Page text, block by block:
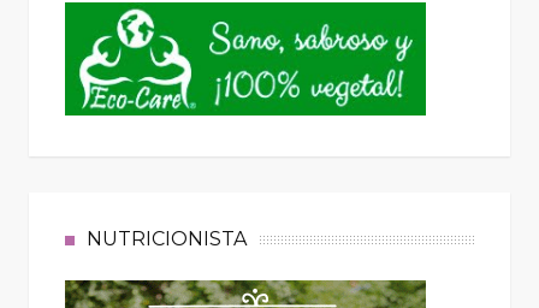
NUTRICIONISTA